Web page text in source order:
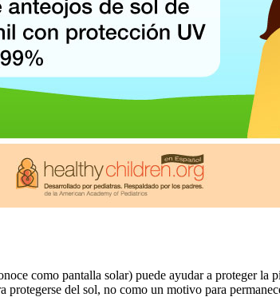
como pantalla solar) puede ayudar a proteger la
protegerse del sol, no como un motivo para